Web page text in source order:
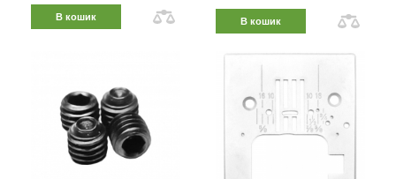
В кошик В кошик